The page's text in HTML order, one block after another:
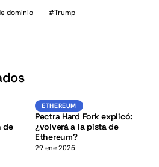
dominio #Trump
de
ETHEREUM
ETHEREUM
Pectra Hard Fork explicó:
¿volverá a la pista de
Ethereum?
29 ene 2025